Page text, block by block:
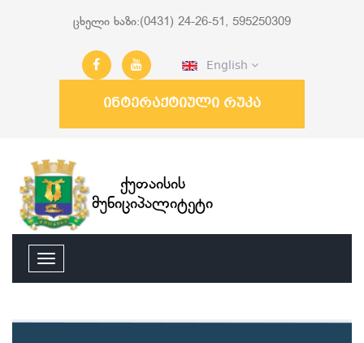
ცხელი ხაზი:(0431) 24-26-51, 595250309
English
ინტერაქტიული რუკა
ქუთაისის
მუნიციპალიტეტი